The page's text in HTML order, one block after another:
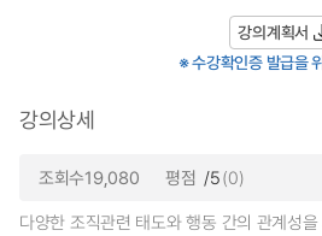
강의계획서
※ 수강확인증 발급을
강의상세
조회수19,080 평점 /5(0)
다양한 조직관련 태도와 행동 간의 관계성